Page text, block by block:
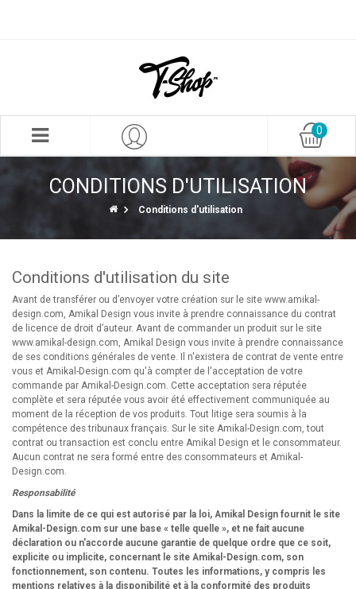
0
CONDITIONS D'UTILISATION
Conditions d'utilisation
Conditions d'utilisation du site
Avant de transférer ou d’envoyer votre création sur le site www.amikal-
design.com, Amikal Design vous invite à prendre connaissance du contrat
de licence de droit d’auteur. Avant de commander un produit sur le site
www.amikal-design.com, Amikal Design vous invite à prendre connaissance
de ses conditions générales de vente. Il n'existera de contrat de vente entre
vous et Amikal-Design.com qu'à compter de l'acceptation de votre
commande par Amikal-Design.com. Cette acceptation sera réputée
complète et sera réputée vous avoir été effectivement communiquée au
moment de la réception de vos produits. Tout litige sera soumis à la
compétence des tribunaux français. Sur le site Amikal-Design.com, tout
contrat ou transaction est conclu entre Amikal Design et le consommateur.
Aucun contrat ne sera formé entre des consommateurs et Amikal-
Design.com.
Responsabilité
Dans la limite de ce qui est autorisé par la loi, Amikal Design fournit le site
Amikal-Design.com sur une base « telle quelle », et ne fait aucune
déclaration ou n'accorde aucune garantie de quelque ordre que ce soit,
explicite ou implicite, concernant le site Amikal-Design.com, son
fonctionnement, son contenu. Toutes les informations, y compris les
mentions relatives à la disponibilité et à la conformité des produits